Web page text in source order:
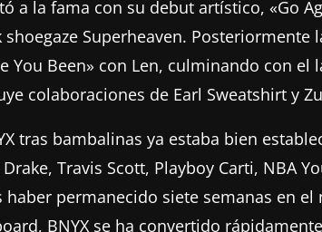
a la fama con su debut artístico, «Go
Superheaven. Posteriormente
You Been» con Len, culminando con
colaboraciones de Earl Sweatshirt y
tras bambalinas ya estaba bien
Travis Scott, Playboy Carti, NBA
haber permanecido siete semanas en el
BNYX se ha convertido